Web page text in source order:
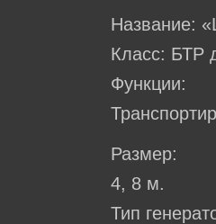
Название:
Класс: БТР
Функции:
Размер:
4, 8 м.
Тип